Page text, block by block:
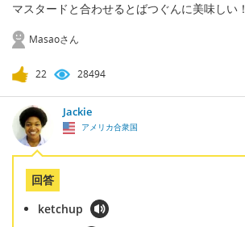
マスタードと合わせるとばつぐんに美味しい！
Masaoさん
22 28494
Jackie
アメリカ合衆国
回答
ketchup